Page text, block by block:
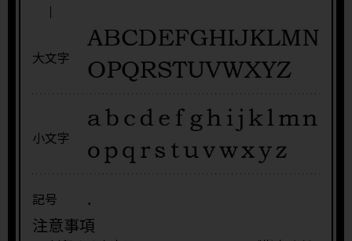
大文字
小文字
記号 .
注意事項